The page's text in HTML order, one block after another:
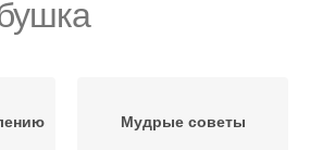
Мудрые советы